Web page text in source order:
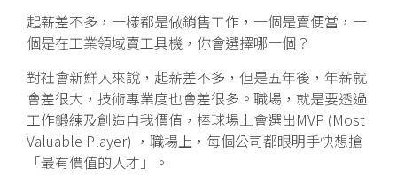
起薪差不多，一樣都是做銷售工作，一個是賣便當，一
個是在工業領域賣工具機，你會選擇哪一個？
對社會新鮮人來說，起薪差不多，但是五年後，年薪就
會差很大，技術專業度也會差很多。職場，就是要透過
工作鍛練及創造自我價值，棒球場上會選出MVP (Most
Valuable Player) ，職場上，每個公司都眼明手快想搶
「最有價值的人才」。